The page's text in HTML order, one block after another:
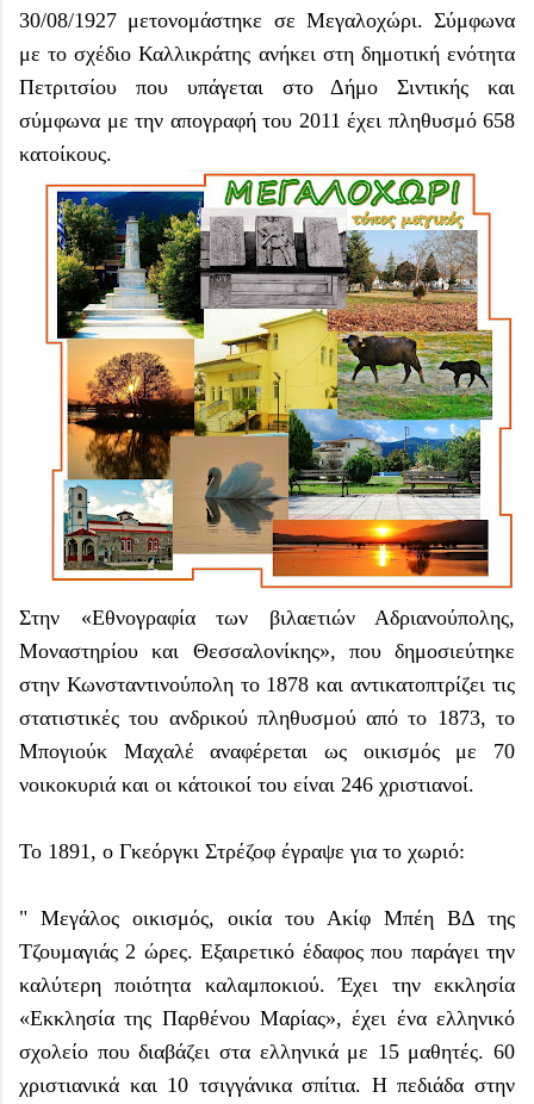
30/08/1927 μετονομάστηκε σε Μεγαλοχώρι. Σύμφωνα
με το σχέδιο Καλλικράτης ανήκει στη δημοτική ενότητα
Πετριτσίου που υπάγεται στο Δήμο Σιντικής και
σύμφωνα με την απογραφή του 2011 έχει πληθυσμό 658
κατοίκους.
Στην «Εθνογραφία των βιλαετιών Αδριανούπολης,
Μοναστηρίου και Θεσσαλονίκης», που δημοσιεύτηκε
στην Κωνσταντινούπολη το 1878 και αντικατοπτρίζει τις
στατιστικές του ανδρικού πληθυσμού από το 1873, το
Μπογιούκ Μαχαλέ αναφέρεται ως οικισμός με 70
νοικοκυριά και οι κάτοικοί του είναι 246 χριστιανοί.
Το 1891, ο Γκεόργκι Στρέζοφ έγραψε για το χωριό:
" Μεγάλος οικισμός, οικία του Ακίφ Μπέη ΒΔ της
Τζουμαγιάς 2 ώρες. Εξαιρετικό έδαφος που παράγει την
καλύτερη ποιότητα καλαμποκιού. Έχει την εκκλησία
«Εκκλησία της Παρθένου Μαρίας», έχει ένα ελληνικό
σχολείο που διαβάζει στα ελληνικά με 15 μαθητές. 60
χριστιανικά και 10 τσιγγάνικα σπίτια. Η πεδιάδα στην